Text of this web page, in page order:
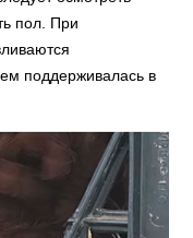
пол. При
поддерживалась в